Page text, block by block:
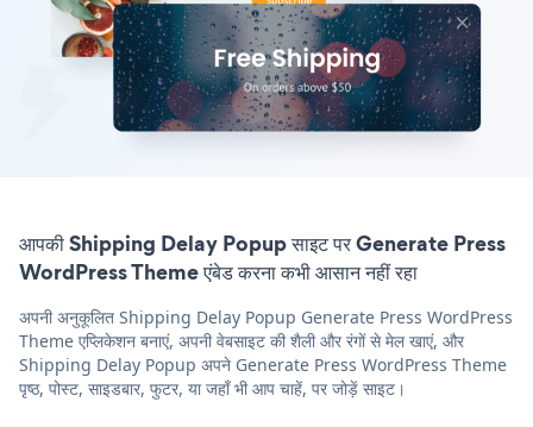
आपकी Shipping Delay Popup साइट पर Generate Press
WordPress Theme एंबेड करना कभी आसान नहीं रहा
अपनी अनुकूलित Shipping Delay Popup Generate Press WordPress
Theme एप्लिकेशन बनाएं, अपनी वेबसाइट की शैली और रंगों से मेल खाएं, और
Shipping Delay Popup अपने Generate Press WordPress Theme
पृष्ठ, पोस्ट, साइडबार, फुटर, या जहाँ भी आप चाहें, पर जोड़ें साइट।